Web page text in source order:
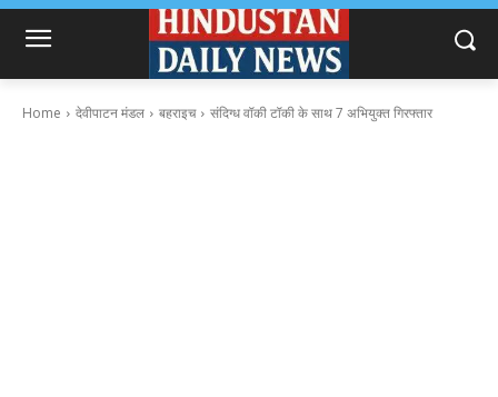
Home देवीपाटन मंडल बहराइच संदिग्ध वॉकी टॉकी के साथ 7 अभियुक्त गिरफ्तार